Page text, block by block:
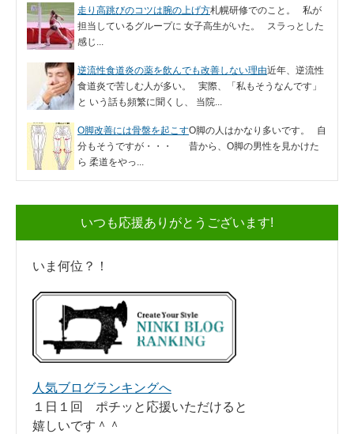
走り高跳びのコツは腕の上げ方札幌研修でのこと。 私が
担当しているグループに 女子高生がいた。 スラっとした
感じ...
逆流性食道炎の薬を飲んでも改善しない理由近年、逆流性
食道炎で苦しむ人が多い。 実際、「私もそうなんです」
と いう話も頻繁に聞くし、 当院...
O脚改善には骨盤を起こすO脚の人はかなり多いです。 自
分もそうですが・・・ 昔から、O脚の男性を見かけた
ら 柔道をやっ...
いつも応援ありがとうございます!
いま何位？！
人気ブログランキングへ
１日１回 ポチッと応援いただけると
嬉しいです＾＾